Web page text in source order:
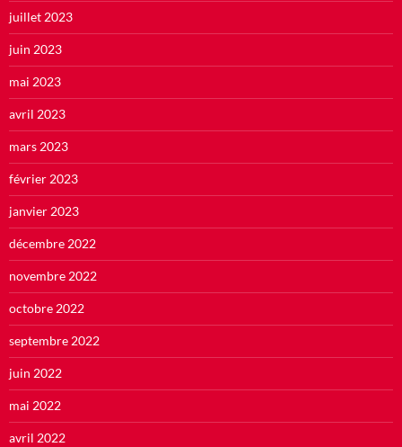
juillet 2023
juin 2023
mai 2023
avril 2023
mars 2023
février 2023
janvier 2023
décembre 2022
novembre 2022
octobre 2022
septembre 2022
juin 2022
mai 2022
avril 2022